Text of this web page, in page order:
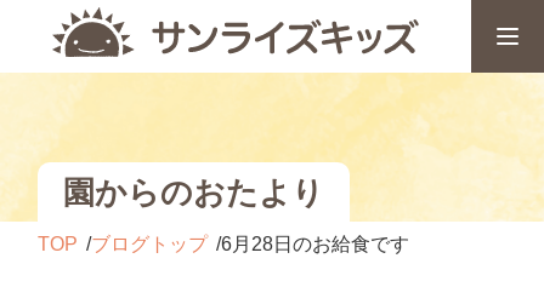
園からのおたより
TOP ブログトップ 6月28日のお給食です